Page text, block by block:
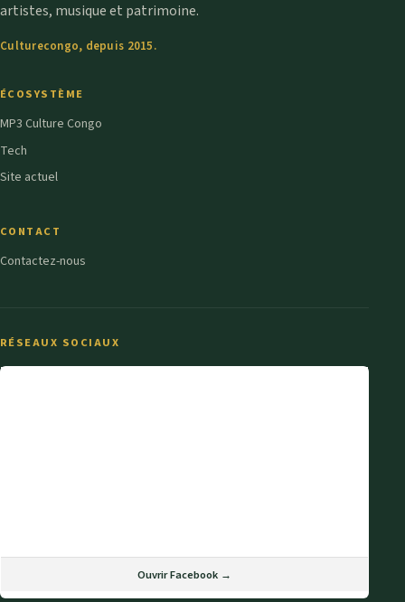
artistes, musique et patrimoine.
Culturecongo, depuis 2015.
ÉCOSYSTÈME
MP3 Culture Congo
Tech
Site actuel
CONTACT
Contactez-nous
RÉSEAUX SOCIAUX
Ouvrir Facebook →